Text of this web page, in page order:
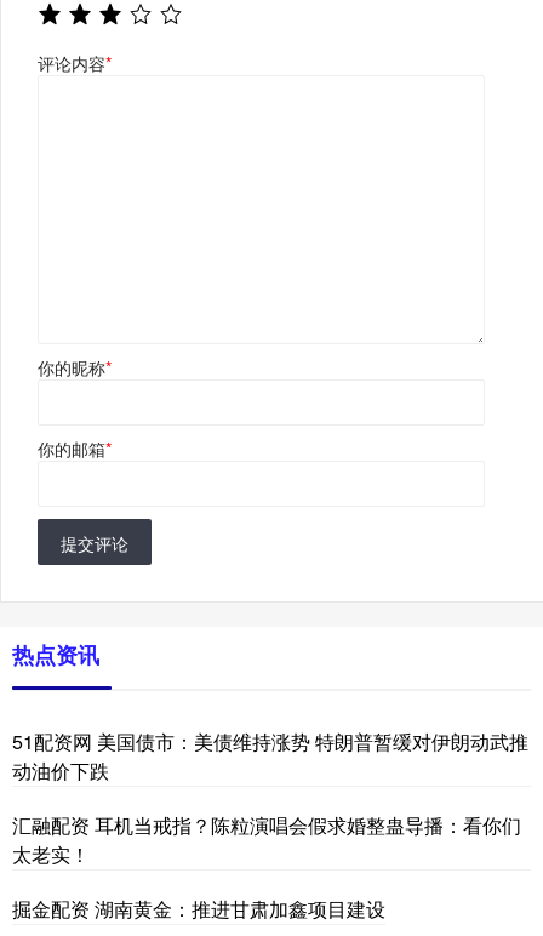
评论内容*
你的昵称*
你的邮箱*
提交评论
热点资讯
51配资网 美国债市：美债维持涨势 特朗普暂缓对伊朗动武推
动油价下跌
汇融配资 耳机当戒指？陈粒演唱会假求婚整蛊导播：看你们
太老实！
掘金配资 湖南黄金：推进甘肃加鑫项目建设